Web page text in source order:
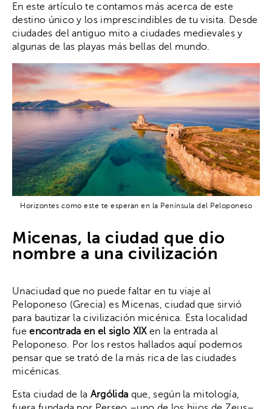
En este artículo te contamos más acerca de este
destino único y los imprescindibles de tu visita. Desde
ciudades del antiguo mito a ciudades medievales y
algunas de las playas más bellas del mundo.
Horizontes como este te esperan en la Península del Peloponeso
Micenas, la ciudad que dio
nombre a una civilización
Unaciudad que no puede faltar en tu viaje al
Peloponeso (Grecia) es Micenas, ciudad que sirvió
para bautizar la civilización micénica. Esta localidad
fueencontrada en el siglo XIXen la entrada al
Peloponeso. Por los restos hallados aquí podemos
pensar que se trató de la más rica de las ciudades
micénicas.
Esta ciudad de la Argólida que, según la mitología,